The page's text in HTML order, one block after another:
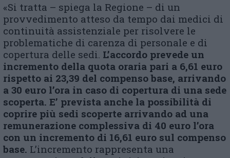
«Si tratta – spiega la Regione – di un
provvedimento atteso da tempo dai medici di
continuità assistenziale per risolvere le
problematiche di carenza di personale e di
copertura delle sedi. L’accordo prevede un
incremento della quota oraria pari a 6,61 euro
rispetto ai 23,39 del compenso base, arrivando
a 30 euro l’ora in caso di copertura di una sede
scoperta. E’ prevista anche la possibilità di
coprire più sedi scoperte arrivando ad una
remunerazione complessiva di 40 euro l’ora
con un incremento di 16,61 euro sul compenso
base. L’incremento rappresenta una